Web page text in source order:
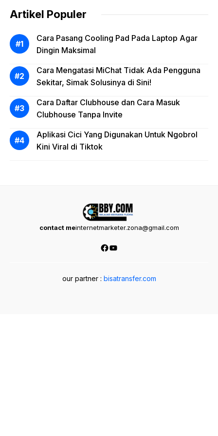
Artikel Populer
Cara Pasang Cooling Pad Pada Laptop Agar
Dingin Maksimal
Cara Mengatasi MiChat Tidak Ada Pengguna
Sekitar, Simak Solusinya di Sini!
Cara Daftar Clubhouse dan Cara Masuk
Clubhouse Tanpa Invite
Aplikasi Cici Yang Digunakan Untuk Ngobrol
Kini Viral di Tiktok
contact meinternetmarketer.zona@gmail.com
Facebook
YouTube
our partner : bisatransfer.com